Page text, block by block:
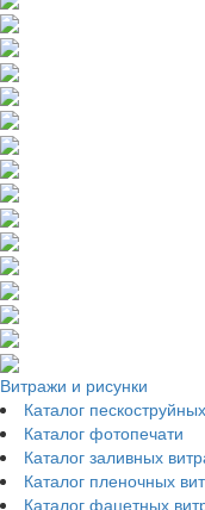
Витражи и рисунки
Каталог
Каталог фотопечати
Каталог заливных
Каталог пленочных
Каталог фацетных